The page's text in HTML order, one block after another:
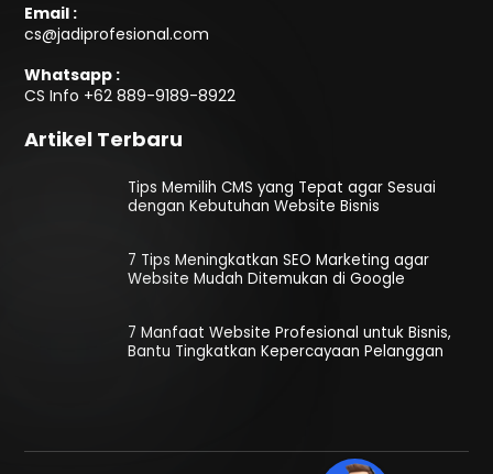
Email :
cs@jadiprofesional.com
Whatsapp :
CS Info +62 889-9189-8922
Artikel Terbaru
Tips Memilih CMS yang Tepat agar Sesuai
dengan Kebutuhan Website Bisnis
7 Tips Meningkatkan SEO Marketing agar
Website Mudah Ditemukan di Google
7 Manfaat Website Profesional untuk Bisnis,
Bantu Tingkatkan Kepercayaan Pelanggan